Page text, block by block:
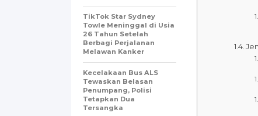
TikTok Star Sydney
Towle Meninggal di Usia
26 Tahun Setelah
Berbagi Perjalanan
Melawan Kanker
Kecelakaan Bus ALS
Tewaskan Belasan
Penumpang, Polisi
Tetapkan Dua
Tersangka